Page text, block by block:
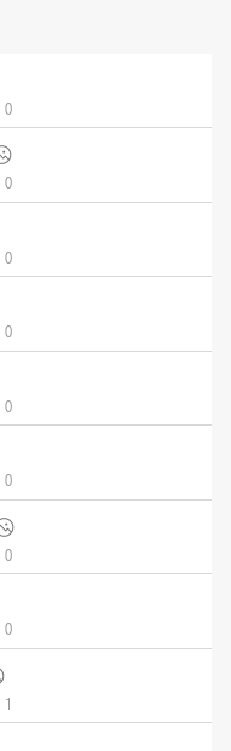
0
0
0
0
0
0
0
0
1